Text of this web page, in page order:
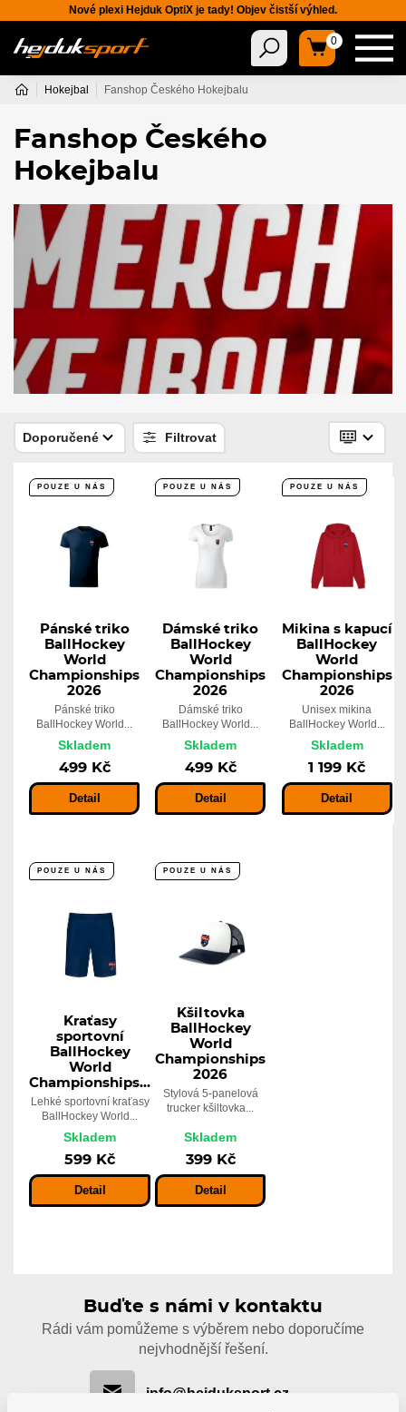
Nové plexi Hejduk OptiX je tady! Objev čistší výhled.
0
Hokejbal Fanshop Českého Hokejbalu
Fanshop Českého
Hokejbalu
Doporučené Filtrovat
POUZE U NÁS
Pánské triko
BallHockey
World
Championships
2026
Pánské triko
BallHockey World...
Skladem
499 Kč
Detail
POUZE U NÁS
Dámské triko
BallHockey
World
Championships
2026
Dámské triko
BallHockey World...
Skladem
499 Kč
Detail
POUZE U NÁS
Mikina s kapucí
BallHockey
World
Championships
2026
Unisex mikina
BallHockey World...
Skladem
1 199 Kč
Detail
POUZE U NÁS
Kraťasy
sportovní
BallHockey
World
Championships...
Lehké sportovní kraťasy
BallHockey World...
Skladem
599 Kč
Detail
POUZE U NÁS
Kšiltovka
BallHockey
World
Championships
2026
Stylová 5-panelová
trucker kšiltovka...
Skladem
399 Kč
Detail
Buďte s námi v kontaktu
Rádi vám pomůžeme s výběrem nebo doporučíme
nejvhodnější řešení.
info@hejduksport.cz